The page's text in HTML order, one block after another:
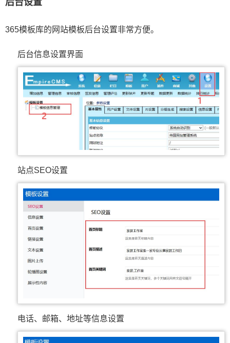
365模板库的网站模板后台设置非常方便。
后台信息设置界面
站点SEO设置
电话、邮箱、地址等信息设置